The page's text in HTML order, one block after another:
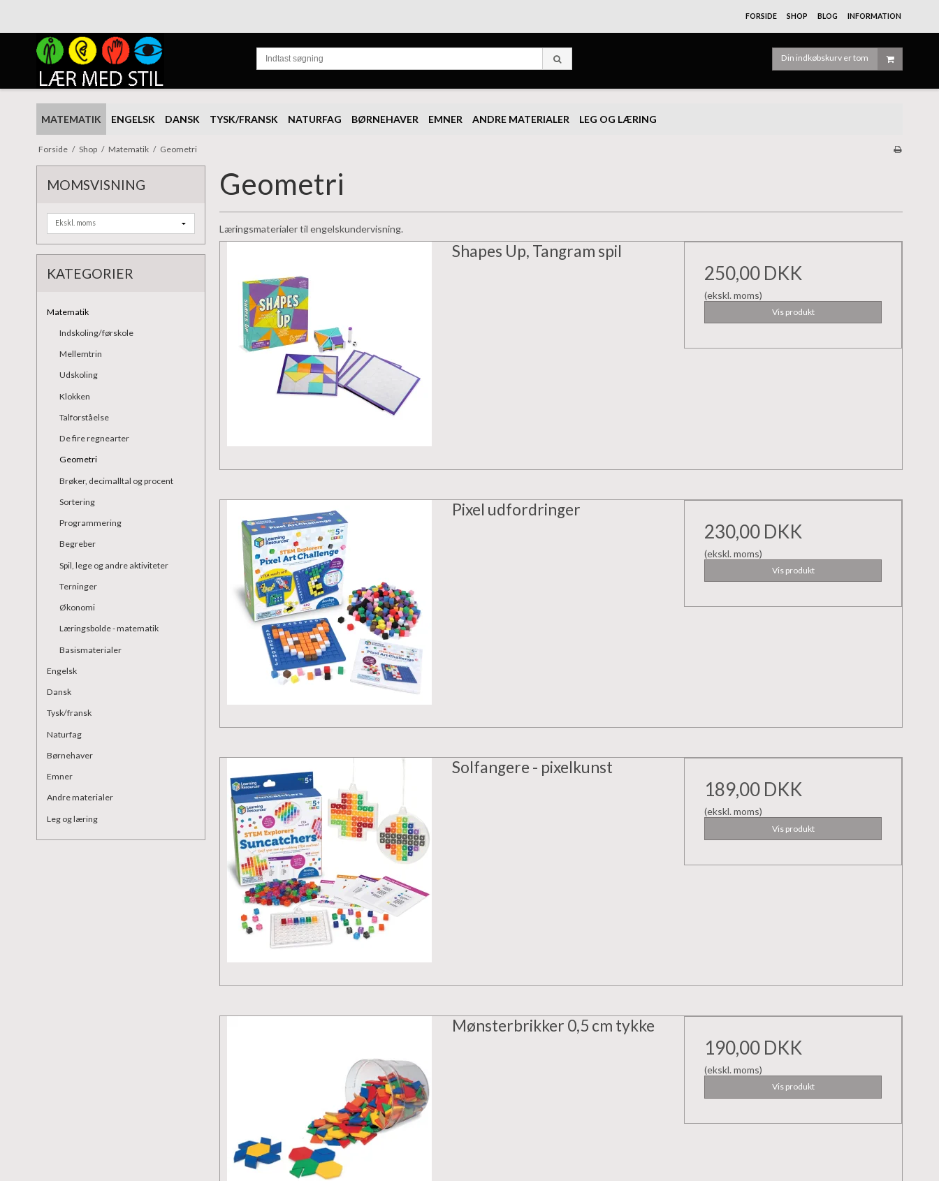
FORSIDE SHOP BLOG INFORMATION
Din indkøbskurv er tom
MATEMATIK ENGELSK DANSK TYSK/FRANSK NATURFAG BØRNEHAVER EMNER ANDRE MATERIALER LEG OG LÆRING
Forside / Shop / Matematik / Geometri
MOMSVISNING
KATEGORIER
Matematik
Indskoling/førskole
Mellemtrin
Udskoling
Klokken
Talforståelse
De fire regnearter
Geometri
Brøker, decimalltal og procent
Sortering
Programmering
Begreber
Spil, lege og andre aktiviteter
Terninger
Økonomi
Læringsbolde - matematik
Basismaterialer
Engelsk
Dansk
Tysk/fransk
Naturfag
Børnehaver
Emner
Andre materialer
Leg og læring
Geometri
Læringsmaterialer til engelskundervisning.
Shapes Up, Tangram spil
250,00 DKK
(ekskl. moms)
Vis produkt
Pixel udfordringer
230,00 DKK
(ekskl. moms)
Vis produkt
Solfangere - pixelkunst
189,00 DKK
(ekskl. moms)
Vis produkt
Mønsterbrikker 0,5 cm tykke
190,00 DKK
(ekskl. moms)
Vis produkt